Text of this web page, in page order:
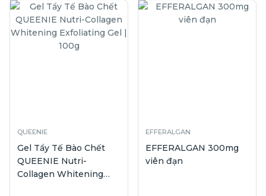
QUEENIE
Gel Tẩy Tế Bào Chết
QUEENIE Nutri-
Collagen Whitening
EFFERALGAN
EFFERALGAN 300mg
viên đạn